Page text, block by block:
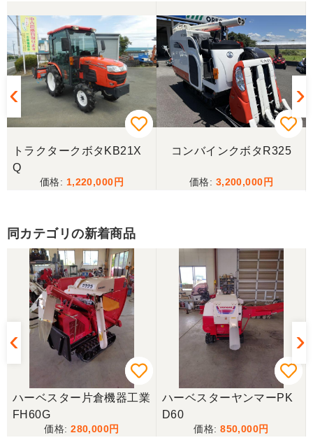
この度はお世話になりました。また、機会があれば
よろしくお願いします。
三重県／ユウスケ
購入から引き取りまでスムーズでした。ありがとう
ございました。
当方の要望に対して、素早く対応していただき感謝
三重県／山﨑
スタッフの鈴木さんが親切で機械に詳しく 丁寧にご
対応頂きました。 ありがとう！ 少し距離はあります
が、今後も農機具を買う際はのうき屋さんを利用し
ようと思います。
三重県／miraisann
写真と現物が違いすぎる
こちらの、対応も、よく、大変、満足、です。
トラクタークボタKB21X
Q
1,220,000
コンバインクボタR325
3,200,000
同カテゴリの新着商品
ハーベスター片倉機器工業
FH60G
280,000
ハーベスターヤンマーPK
D60
850,000